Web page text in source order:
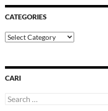
CATEGORIES
Categories
CARI
Search
for: